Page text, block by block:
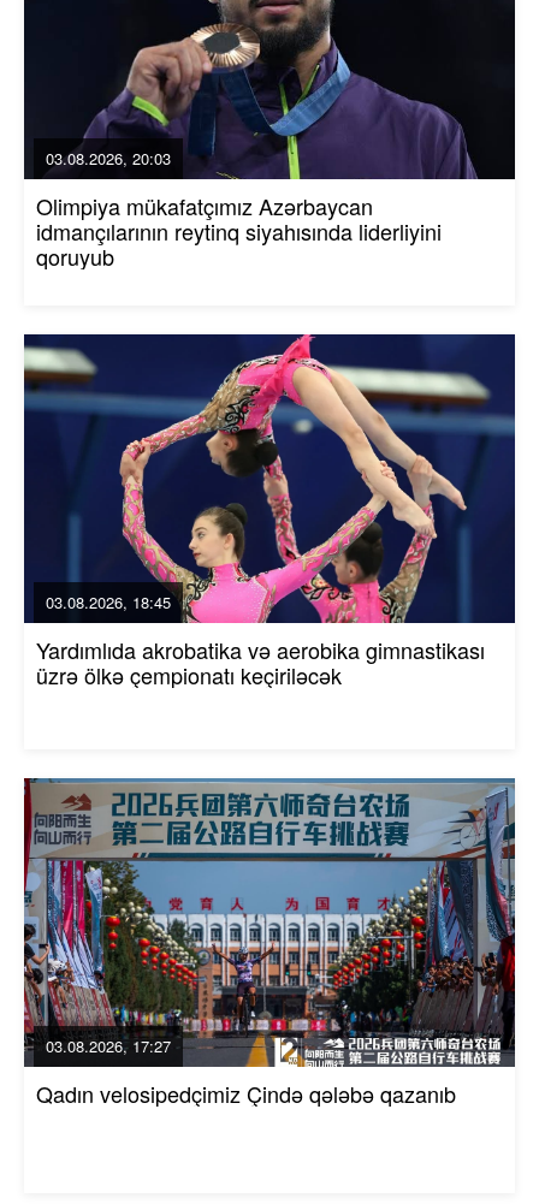
03.08.2026, 20:03
Olimpiya mükafatçımız Azərbaycan
idmançılarının reytinq siyahısında liderliyini
qoruyub
03.08.2026, 18:45
Yardımlıda akrobatika və aerobika gimnastikası
üzrə ölkə çempionatı keçiriləcək
03.08.2026, 17:27
Qadın velosipedçimiz Çində qələbə qazanıb